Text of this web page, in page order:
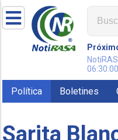
06:30:00
Política Boletines
Sarita